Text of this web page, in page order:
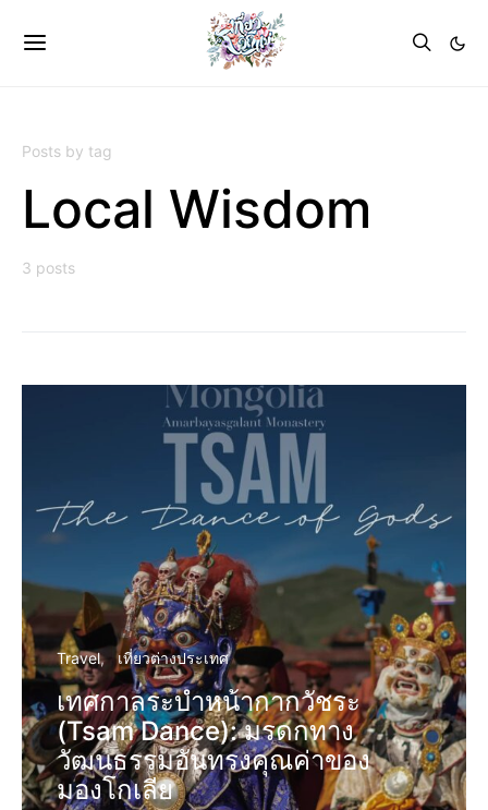
Posts by tag
Local Wisdom
3 posts
Travel เที่ยวต่างประเทศ
เทศกาลระบำหน้ากากวัชระ
(Tsam Dance): มรดกทาง
วัฒนธรรมอันทรงคุณค่าของ
มองโกเลีย